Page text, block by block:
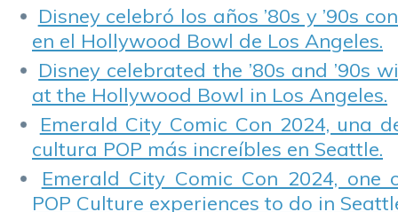
Disney celebró los años ’80s y ’90s
en el Hollywood Bowl de Los Angeles.
Disney celebrated the ’80s and ’90s
at the Hollywood Bowl in Los Angeles.
Emerald City Comic Con 2024, una
cultura POP más increíbles en Seattle.
Emerald City Comic Con 2024,
POP Culture experiences to do in